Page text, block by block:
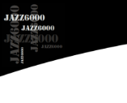
Hop
indhold